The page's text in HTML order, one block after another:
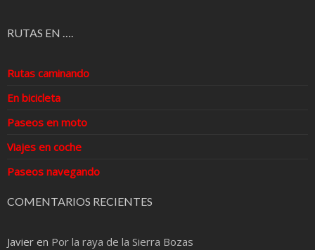
RUTAS EN ….
Rutas caminando
En bicicleta
Paseos en moto
Viajes en coche
Paseos navegando
COMENTARIOS RECIENTES
Javier en Por la raya de la Sierra Bozas